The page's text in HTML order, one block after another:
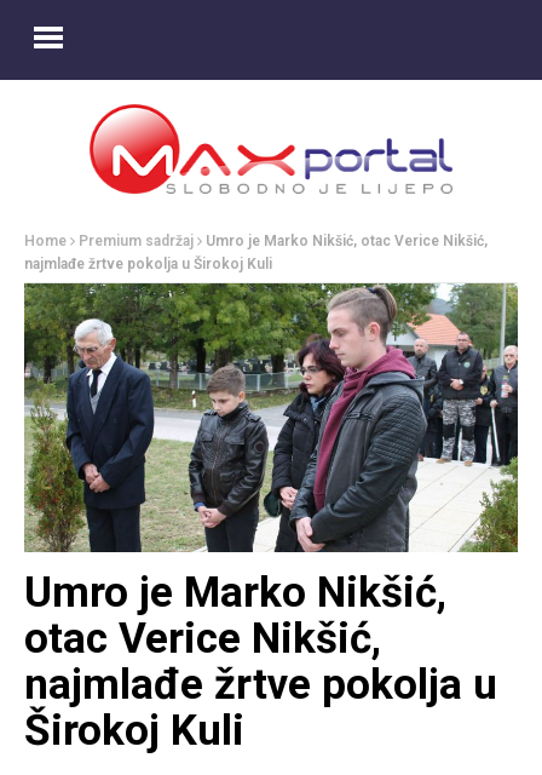
Home Premium sadržaj
Umro je Marko Nikšić, otac Verice Nikšić,
najmlađe žrtve pokolja u Širokoj Kuli
Umro je Marko Nikšić,
otac Verice Nikšić,
najmlađe žrtve pokolja u
Širokoj Kuli